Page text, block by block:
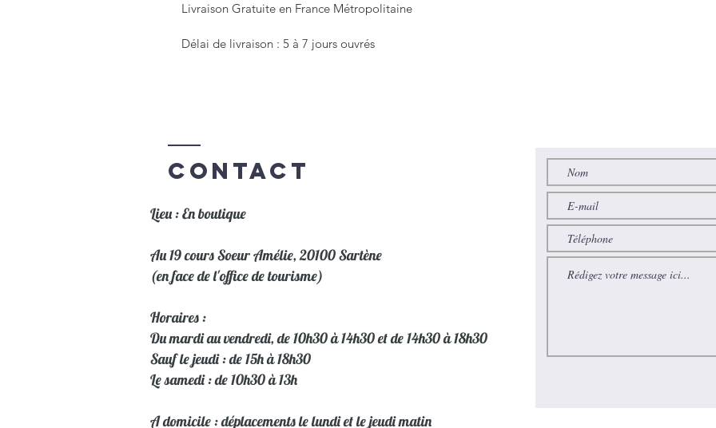
Livraison Gratuite en France Métropolitaine
Délai de livraison : 5 à 7 jours ouvrés
Contact
Lieu : En boutique
Au 19 cours Soeur Amélie, 20100 Sartène
(en face de l'office de tourisme)
Horaires :
Du mardi au vendredi, de 10h30 à 14h30 et de 14h30 à 18h30
Sauf le jeudi : de 15h à 18h30
Le samedi : de 10h30 à 13h
A domicile : déplacements le lundi et le jeudi matin